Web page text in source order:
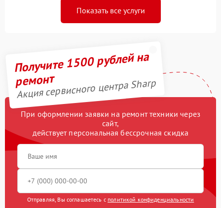
Показать все услуги
Получите 1500 рублей на
ремонт
Акция сервисного центра Sharp
При оформлении заявки на ремонт техники через
сайт,
действует персональная бессрочная скидка
Отправляя, Вы соглашаетесь с политикой конфиденциальности